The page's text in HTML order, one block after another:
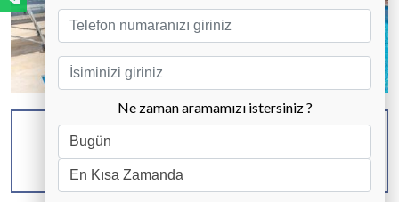
Tüm Fotoğrafları Göster
KAPASİTE
5 KİŞİ
BANYO & WC
2 ADET
YATAK ODASI
Ne zaman aramamızı istersiniz ?